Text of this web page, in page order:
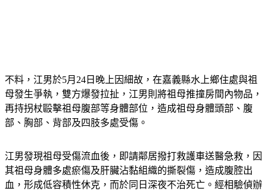
不料，江男於5月24日晚上因細故，在嘉義縣水上鄉住處與祖
母發生爭執，雙方爆發拉扯，江男則將祖母推撞房間內物品，
再持拐杖毆擊祖母腹部等身體部位，造成祖母身體頭部、腹
部、胸部、背部及四肢多處受傷。
江男發現祖母受傷流血後，即請鄰居撥打救護車送醫急救，因
其祖母身體多處瘀傷及肝臟沾黏組織的撕裂傷，造成腹腔出
血，形成低容積性休克，而於同日深夜不治死亡。經相驗偵辦